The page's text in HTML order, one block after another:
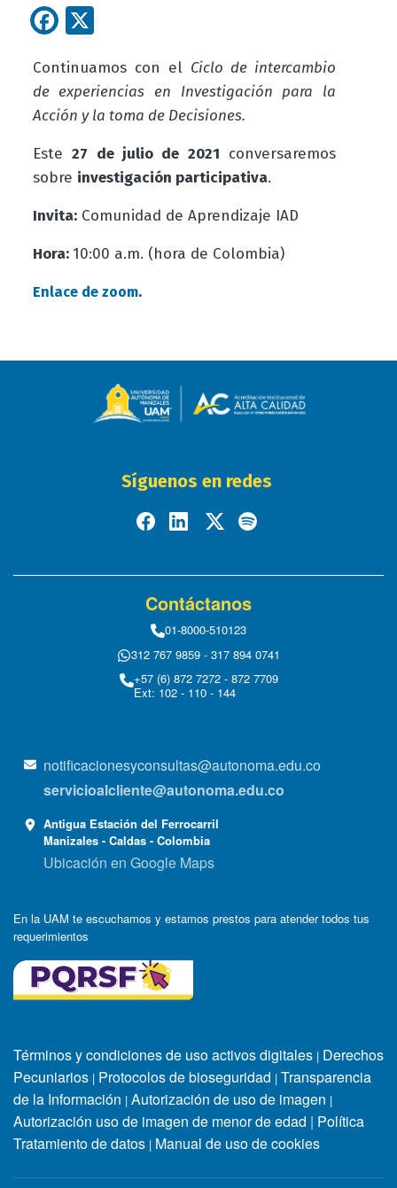
Facebook
Continuamos con el Ciclo de intercambio
de experiencias en Investigación para la
Acción y la toma de Decisiones.
Este27 de julio de 2021 conversaremos
sobre investigación participativa.
Invita:Comunidad de Aprendizaje IAD
Hora:10:00 a.m. (hora de Colombia)
Enlace de zoom.
Síguenos en redes
Contáctanos
01-8000-510123
312 767 9859 - 317 894 0741
+57 (6) 872 7272 - 872 7709
Ext: 102 - 110 - 144
notificacionesyconsultas@autonoma.edu.co
servicioalcliente@autonoma.edu.co
Antigua Estación del Ferrocarril
Manizales - Caldas - Colombia
Ubicación en Google Maps
En la UAM te escuchamos y estamos prestos para atender todos tus
requerimientos
Términos y condiciones de uso activos digitales | Derechos
Pecuniarios | Protocolos de bioseguridad | Transparencia
de la Información | Autorización de uso de imagen |
Autorización uso de imagen de menor de edad | Política
Tratamiento de datos | Manual de uso de cookies